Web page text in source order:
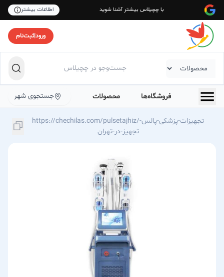
با چچیلاس بیشتر آشنا شوید اطلاعات بیشتر
ورود|ثبت‌نام
فروشگاه‌ها محصولات جستجوی شهر
https://chechilas.com/pulsetajhiz/تجهیزات-پزشکی-پالس-
تجهیز-در-تهران